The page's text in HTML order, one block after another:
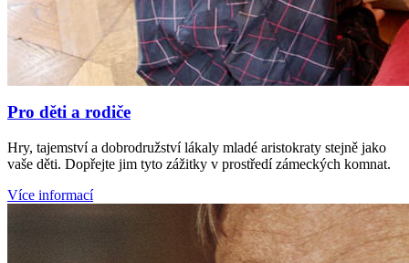
Pro děti a rodiče
Hry, tajemství a dobrodružství lákaly mladé aristokraty stejně jako
vaše děti. Dopřejte jim tyto zážitky v prostředí zámeckých komnat.
Více informací